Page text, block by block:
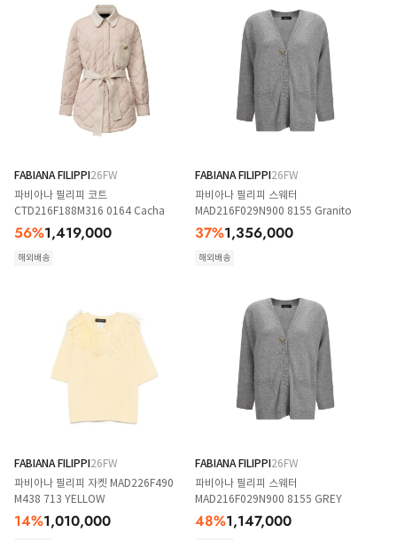
FABIANA FILIPPI26FW
파비아나 필리피 코트
CTD216F188M316 0164 Cacha
56%1,419,000
해외배송
FABIANA FILIPPI26FW
파비아나 필리피 스웨터
MAD216F029N900 8155 Granito
37%1,356,000
해외배송
FABIANA FILIPPI26FW
파비아나 필리피 자켓 MAD226F490
M438 713 YELLOW
14%1,010,000
FABIANA FILIPPI26FW
파비아나 필리피 스웨터
MAD216F029N900 8155 GREY
48%1,147,000